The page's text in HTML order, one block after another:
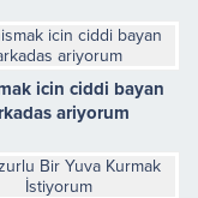
icin ciddi bayan
ariyorum